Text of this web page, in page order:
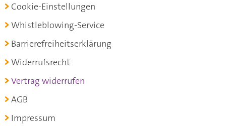
Cookie-Einstellungen
Whistleblowing-Service
Barrierefreiheitserklärung
Widerrufsrecht
Vertrag widerrufen
AGB
Impressum